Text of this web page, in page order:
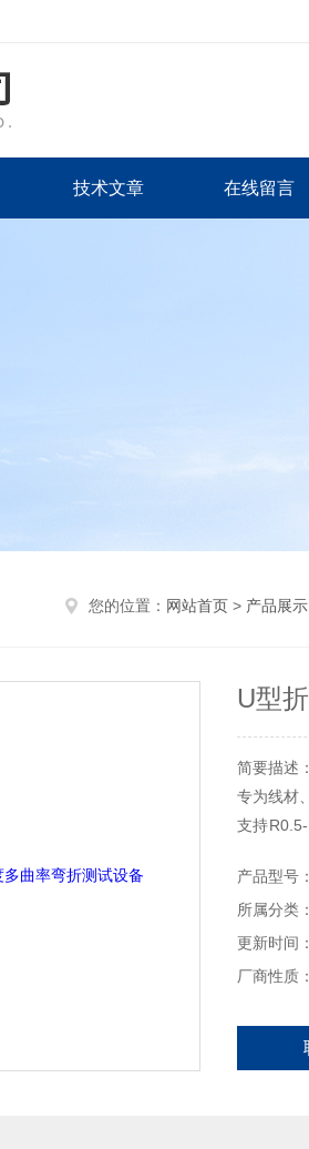
技术文章 在线留言
您的位置： 网站首页 > 产品展示
U型
简要描述
专为线材
支持
器（分辨
弹、导电
产品型号：
所属分类
更新时间
厂商性质